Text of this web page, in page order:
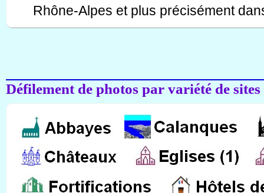
Rhône-Alpes et plus précisément
Défilement de photos par variété de